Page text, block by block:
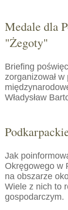
Medale dla
"Żegoty"
Briefing
zorganizował
Władysław
Jak
Okręgowego w
na obszarze
Wiele z nich to
gospodarczym.